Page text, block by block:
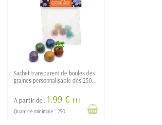
Sachet transparent de boules des
graines personnalisable dès 250
A partir de : 1.99 € HT
Quantité minimale : 250